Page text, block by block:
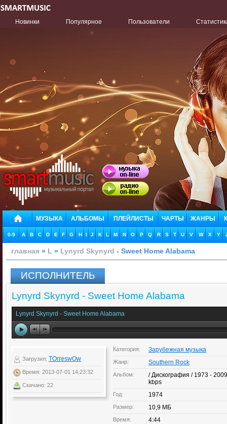
Новинки Популярное Пользователи
МУЗЫКА АЛЬБОМЫ ПЛЕЙЛИСТЫ ЧАРТЫ ЖАНРЫ
0-9 A B C D E F G H I J K L M N O P Q R S T U V W X Y
главная » L » Lynyrd Skynyrd - Sweet Home Alabama
ИСПОЛНИТЕЛЬ
Lynyrd Skynyrd - Sweet Home Alabama
Lynyrd Skynyrd - Sweet Home Alabama
Загрузил: TOrreswOw
Время: 2013-07-01 14:23:32
Скачано: 22
Категория: Зарубежная музыка
Жанр: Southern Rock
Альбом:
/ Дискография / 1973 -
kbps
Год: 1974
Размер: 10,9 МБ
Время: 4:44